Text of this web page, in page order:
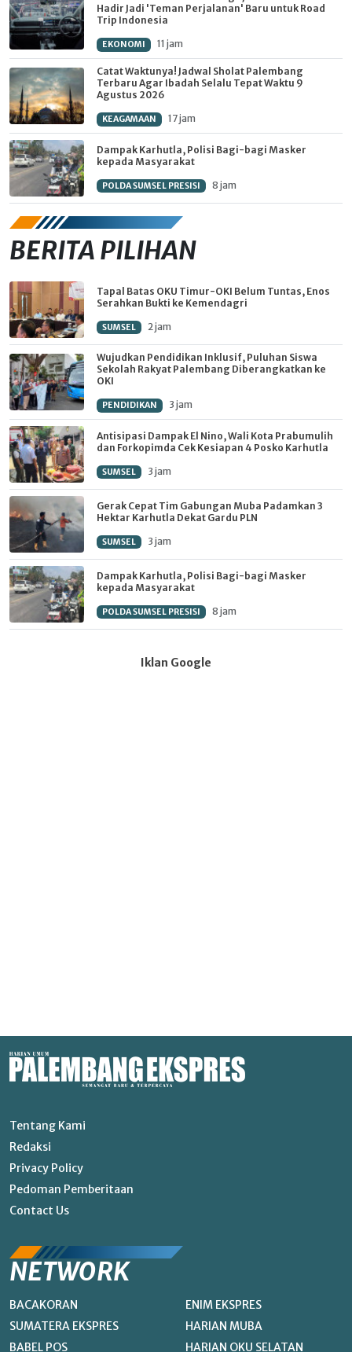
Hadir Jadi 'Teman Perjalanan' Baru untuk Road
Trip Indonesia
EKONOMI 11 jam
Catat Waktunya! Jadwal Sholat Palembang
Terbaru Agar Ibadah Selalu Tepat Waktu 9
Agustus 2026
KEAGAMAAN 17 jam
Dampak Karhutla, Polisi Bagi-bagi Masker
kepada Masyarakat
POLDA SUMSEL PRESISI 8 jam
BERITA PILIHAN
Tapal Batas OKU Timur-OKI Belum Tuntas, Enos
Serahkan Bukti ke Kemendagri
SUMSEL 2 jam
Wujudkan Pendidikan Inklusif, Puluhan Siswa
Sekolah Rakyat Palembang Diberangkatkan ke
OKI
PENDIDIKAN 3 jam
Antisipasi Dampak El Nino, Wali Kota Prabumulih
dan Forkopimda Cek Kesiapan 4 Posko Karhutla
SUMSEL 3 jam
Gerak Cepat Tim Gabungan Muba Padamkan 3
Hektar Karhutla Dekat Gardu PLN
SUMSEL 3 jam
Dampak Karhutla, Polisi Bagi-bagi Masker
kepada Masyarakat
POLDA SUMSEL PRESISI 8 jam
Iklan Google
Tentang Kami
Redaksi
Privacy Policy
Pedoman Pemberitaan
Contact Us
NETWORK
BACAKORAN
SUMATERA EKSPRES
BABEL POS
ENIM EKSPRES
HARIAN MUBA
HARIAN OKU SELATAN